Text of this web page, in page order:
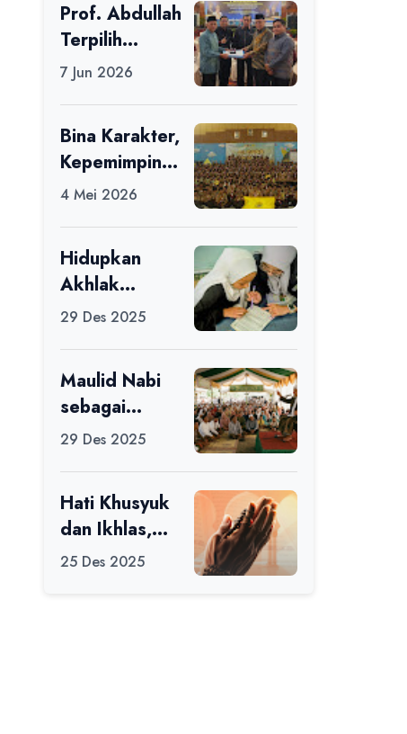
Kabupaten
Ciamis Tahun
2026
Prof. Abdullah
Terpilih
sebagai Ketua
7 Jun 2026
Bina Karakter,
Kepemimpinan
, dan
Ikuti Alfaro
Camp di MAN
1 Darussalam
Ciamis
4 Mei 2026
Hidupkan
Akhlak
melalui Ilmu
29 Des 2025
Maulid Nabi
sebagai
Momentum
29 Des 2025
Hati Khusyuk
dan Ikhlas,
Jadi Esensi
25 Des 2025